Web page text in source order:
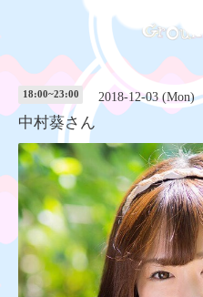
18:00~23:00 2018-12-03 (Mon)
中村葵さん